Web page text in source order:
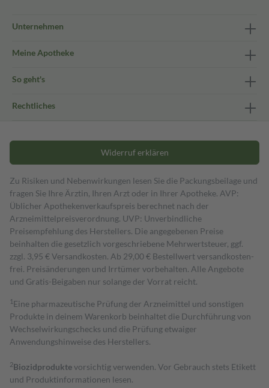
Unternehmen
Meine Apotheke
So geht's
Rechtliches
Widerruf erklären
Zu Risiken und Nebenwirkungen lesen Sie die Packungsbeilage und
fragen Sie Ihre Ärztin, Ihren Arzt oder in Ihrer Apotheke. AVP:
Üblicher Apothekenverkaufspreis berechnet nach der
Arzneimittelpreisverordnung. UVP: Unverbindliche
Preisempfehlung des Herstellers. Die angegebenen Preise
beinhalten die gesetzlich vorgeschriebene Mehrwertsteuer, ggf.
zzgl. 3,95 € Versandkosten. Ab 29,00 € Bestell­wert versand­kosten­
frei. Preisänderungen und Irrtümer vorbehalten. Alle Angebote
und Gratis-Beigaben nur solange der Vorrat reicht.
1 Eine pharmazeutische Prüfung der Arzneimittel und sonstigen
Produkte in deinem Warenkorb beinhaltet die Durchführung von
Wechselwirkungschecks und die Prüfung etwaiger
Anwendungshinweise des Herstellers.
2Biozidproduktevorsichtig verwenden. Vor Gebrauch stets Etikett
und Produktinformationen lesen.